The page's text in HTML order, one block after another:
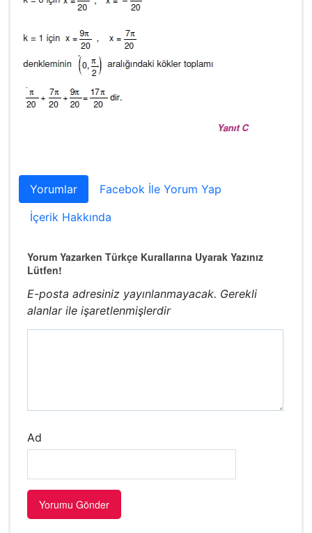
Yorumlar
Facebok İle Yorum Yap
İçerik Hakkında
Yorum Yazarken Türkçe Kurallarına Uyarak Yazınız
Lütfen!
E-posta adresiniz yayınlanmayacak. Gerekli
alanlar ile işaretlenmişlerdir
Ad